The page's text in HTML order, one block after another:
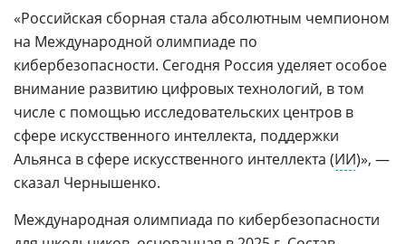
«Российская сборная стала абсолютным чемпионом
на Международной олимпиаде по
кибербезопасности. Сегодня Россия уделяет особое
внимание развитию цифровых технологий, в том
числе с помощью исследовательских центров в
сфере искусственного интеллекта, поддержки
Альянса в сфере искусственного интеллекта (ИИ)», —
сказал Чернышенко.
Международная олимпиада по кибербезопасности